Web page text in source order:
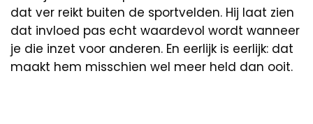
dat ver reikt buiten de sportvelden. Hij laat zien
dat invloed pas echt waardevol wordt wanneer
je die inzet voor anderen. En eerlijk is eerlijk: dat
maakt hem misschien wel meer held dan ooit.